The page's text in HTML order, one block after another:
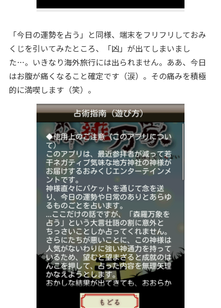
「今日の運勢を占う」と同様、端末をフリフリしておみ
くじを引いてみたところ、「凶」が出てしまいまし
た…。いきなり海外旅行には出られません。ああ、今日
はお腹が痛くなること確定です（涙）。その痛みを積極
的に満喫します（笑）。